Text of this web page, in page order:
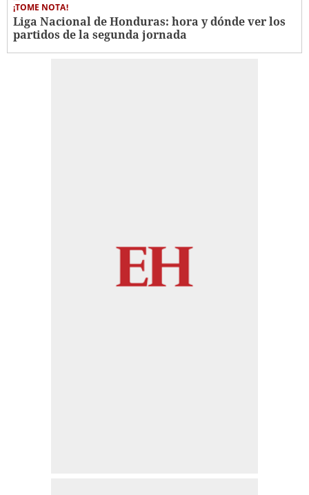
¡TOME NOTA!
Liga Nacional de Honduras: hora y dónde ver los
partidos de la segunda jornada